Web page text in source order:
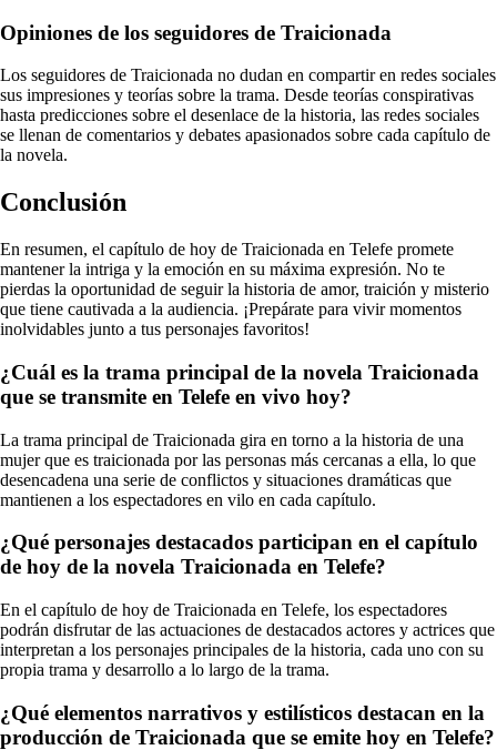
Opiniones de los seguidores de Traicionada
Los seguidores de Traicionada no dudan en compartir en redes sociales
sus impresiones y teorías sobre la trama. Desde teorías conspirativas
hasta predicciones sobre el desenlace de la historia, las redes sociales
se llenan de comentarios y debates apasionados sobre cada capítulo de
la novela.
Conclusión
En resumen, el capítulo de hoy de Traicionada en Telefe promete
mantener la intriga y la emoción en su máxima expresión. No te
pierdas la oportunidad de seguir la historia de amor, traición y misterio
que tiene cautivada a la audiencia. ¡Prepárate para vivir momentos
inolvidables junto a tus personajes favoritos!
¿Cuál es la trama principal de la novela Traicionada
que se transmite en Telefe en vivo hoy?
La trama principal de Traicionada gira en torno a la historia de una
mujer que es traicionada por las personas más cercanas a ella, lo que
desencadena una serie de conflictos y situaciones dramáticas que
mantienen a los espectadores en vilo en cada capítulo.
¿Qué personajes destacados participan en el capítulo
de hoy de la novela Traicionada en Telefe?
En el capítulo de hoy de Traicionada en Telefe, los espectadores
podrán disfrutar de las actuaciones de destacados actores y actrices que
interpretan a los personajes principales de la historia, cada uno con su
propia trama y desarrollo a lo largo de la trama.
¿Qué elementos narrativos y estilísticos destacan en la
producción de Traicionada que se emite hoy en Telefe?